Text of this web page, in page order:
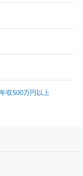
年収500万円以上